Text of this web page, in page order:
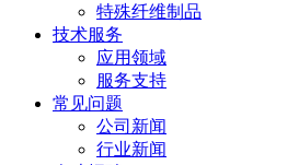
特殊纤维制品
技术服务
应用领域
服务支持
常见问题
公司新闻
行业新闻